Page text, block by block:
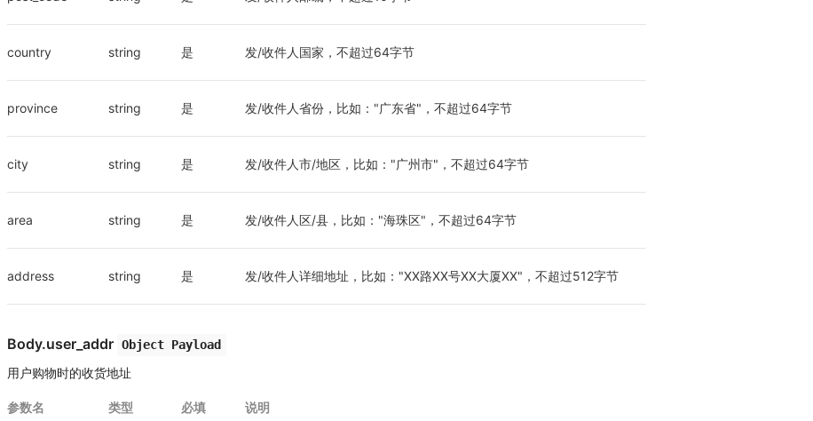
country string 是 发/收件人国家，不超过64字节
province string 是 发/收件人省份，比如："广东省"，不超过64字节
city string 是 发/收件人市/地区，比如："广州市"，不超过64字节
area string 是 发/收件人区/县，比如："海珠区"，不超过64字节
address string 是 发/收件人详细地址，比如："XX路XX号XX大厦XX"，不超过512字节
Body.user_addr Object Payload
用户购物时的收货地址
参数名 类型 必填 说明